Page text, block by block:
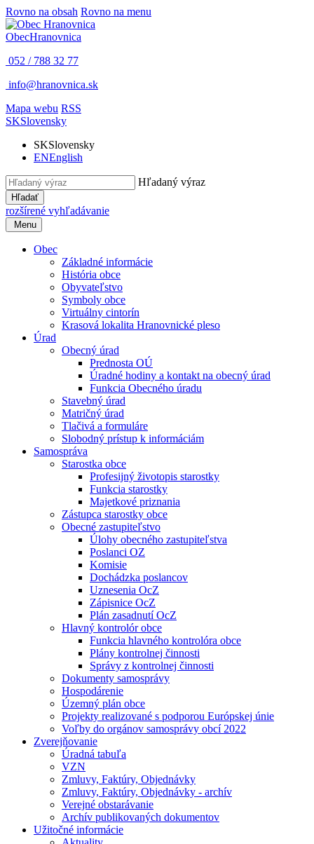
Rovno na obsah Rovno na menu
ObecHranovnica
052 / 788 32 77
info@hranovnica.sk
Mapa webu RSS
SKSlovensky
SKSlovensky
ENEnglish
Hľadaný výraz
Hľadať
rozšírené vyhľadávanie
Menu
Obec
Základné informácie
História obce
Obyvateľstvo
Symboly obce
Virtuálny cintorín
Krasová lokalita Hranovnické pleso
Úrad
Obecný úrad
Prednosta OÚ
Úradné hodiny a kontakt na obecný úrad
Funkcia Obecného úradu
Stavebný úrad
Matričný úrad
Tlačivá a formuláre
Slobodný prístup k informáciám
Samospráva
Starostka obce
Profesijný životopis starostky
Funkcia starostky
Majetkové priznania
Zástupca starostky obce
Obecné zastupiteľstvo
Úlohy obecného zastupiteľstva
Poslanci OZ
Komisie
Dochádzka poslancov
Uznesenia OcZ
Zápisnice OcZ
Plán zasadnutí OcZ
Hlavný kontrolór obce
Funkcia hlavného kontrolóra obce
Plány kontrolnej činnosti
Správy z kontrolnej činnosti
Dokumenty samosprávy
Hospodárenie
Územný plán obce
Projekty realizované s podporou Európskej únie
Voľby do orgánov samosprávy obcí 2022
Zverejňovanie
Úradná tabuľa
VZN
Zmluvy, Faktúry, Objednávky
Zmluvy, Faktúry, Objednávky - archív
Verejné obstarávanie
Archív publikovaných dokumentov
Užitočné informácie